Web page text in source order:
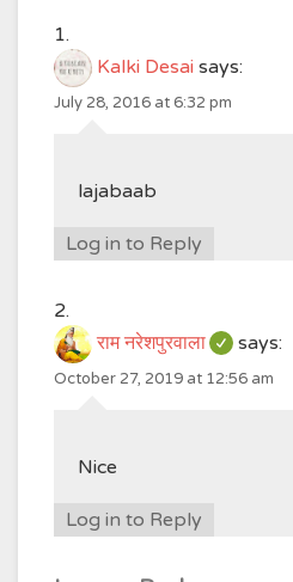
Kalki Desai says:
July 28, 2016 at 6:32 pm
lajabaab
Log in to Reply
राम नरेशपुरवाला says:
October 27, 2019 at 12:56 am
Nice
Log in to Reply